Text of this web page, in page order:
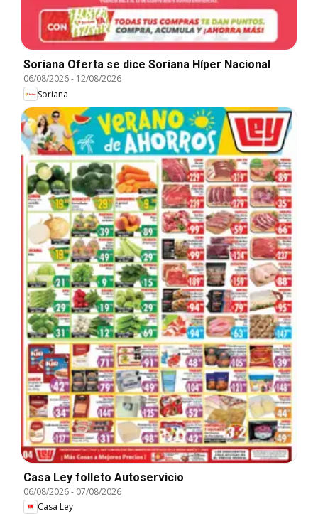
Soriana Oferta se dice Soriana Híper Nacional
06/08/2026- 12/08/2026
Soriana
Casa Ley folleto Autoservicio
06/08/2026- 07/08/2026
Casa Ley